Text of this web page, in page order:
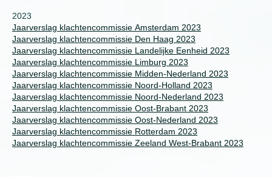
2023
Jaarverslag klachtencommissie Amsterdam 2023
Jaarverslag klachtencommissie Den Haag 2023
Jaarverslag klachtencommissie Landelijke Eenheid 2023
Jaarverslag klachtencommissie Limburg 2023
Jaarverslag klachtencommissie Midden-Nederland 2023
Jaarverslag klachtencommissie Noord-Holland 2023
Jaarverslag klachtencommissie Noord-Nederland 2023
Jaarverslag klachtencommissie Oost-Brabant 2023
Jaarverslag klachtencommissie Oost-Nederland 2023
Jaarverslag klachtencommissie Rotterdam 2023
Jaarverslag klachtencommissie Zeeland West-Brabant 2023